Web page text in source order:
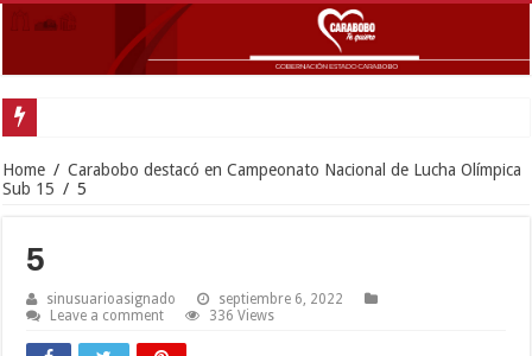
Home / Carabobo destacó en Campeonato Nacional de Lucha Olímpica
Sub 15 / 5
5
sinusuarioasignado
septiembre 6, 2022
Leave a comment
336 Views